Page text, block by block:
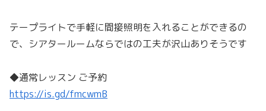
テープライトで手軽に間接照明を入れることができるの
で、シアタールームならではの工夫が沢山ありそうです
◆通常レッスン ご予約
https://is.gd/fmcwmB